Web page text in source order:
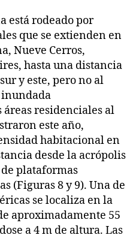
está rodeado por
que se extienden en
Nueve Cerros,
hasta una distancia
y este, pero no al
inundada
residenciales al
este año,
habitacional en
desde la acrópolis
plataformas
(Figuras 8 y 9). Una de
se localiza en la
aproximadamente 55
a 4 m de altura. Las